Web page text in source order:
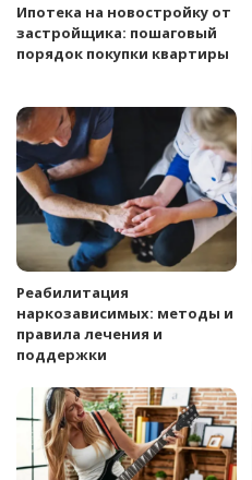
Ипотека на новостройку от
застройщика: пошаговый
порядок покупки квартиры
Реабилитация
наркозависимых: методы и
правила лечения и
поддержки